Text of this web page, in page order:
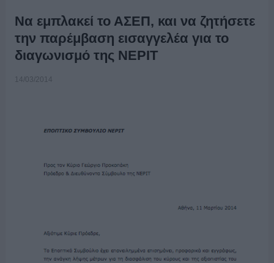
Να εμπλακεί το ΑΣΕΠ, και να ζητήσετε
την παρέμβαση εισαγγελέα για το
διαγωνισμό της ΝΕΡΙΤ
14/03/2014